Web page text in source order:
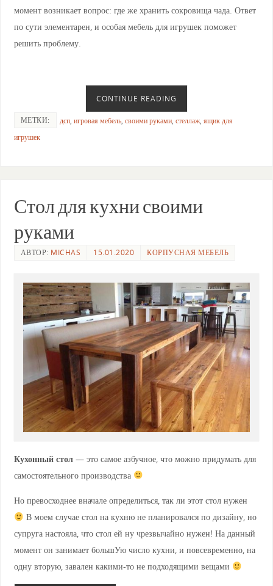
момент возникает вопрос: где же хранить сокровища чада. Ответ
по сути элементарен, и особая мебель для игрушек поможет
решить проблему.
CONTINUE READING
МЕТКИ: дсп, игровая мебель, своими руками, стеллаж, ящик для
игрушек
Стол для кухни своими
руками
АВТОР: MICHAS 15.01.2020 КОРПУСНАЯ МЕБЕЛЬ
Кухонный стол— это самое азбучное, что можно придумать для
самостоятельного производства
Но превосходнее вначале определиться, так ли этот стол нужен
В моем случае стол на кухню не планировался по дизайну, но
супруга настояла, что стол ей ну чрезвычайно нужен! На данный
момент он занимает большУю число кухни, и повсевременно, на
одну вторую, завален какими-то не подходящими вещами